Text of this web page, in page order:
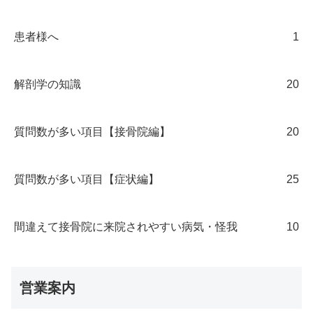
患者様へ 1
解剖学の知識 20
質問数が多い項目【接骨院編】 20
質問数が多い項目【症状編】 25
間違えて接骨院に来院されやすい病気・怪我 10
営業案内